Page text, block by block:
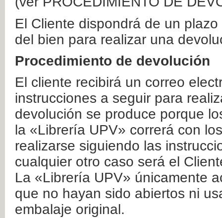
El Cliente dispondrá de un
del bien para realizar una
Procedimiento de devolución
El cliente recibirá un correo
instrucciones a seguir para
devolución se produce porque
la «Librería UPV» correrá con
realizarse siguiendo las
cualquier otro caso será el
La «Librería UPV» únicamente
que no hayan sido abiertos ni
embalaje original.